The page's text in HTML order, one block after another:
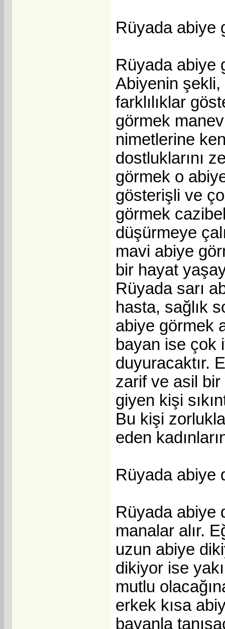
Rüyada abiye
Rüyada abiye
Abiyenin şekli,
farklılıklar
görmek
nimetlerine
dostluklarını
görmek o
gösterişli ve
görmek
düşürmeye
mavi abiye
bir hayat
Rüyada sarı
hasta, sağlık
abiye görmek
bayan ise çok
duyuracaktır.
zarif ve asil
giyen kişi
Bu kişi
eden
Rüyada abiye
Rüyada abiye
manalar alır.
uzun abiye
dikiyor ise
mutlu
erkek kısa
bayanla